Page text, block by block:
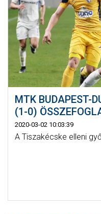
MTK BUDAPEST-
(1-0)
2020-03-02 10:03:39
A Tiszakécske elleni